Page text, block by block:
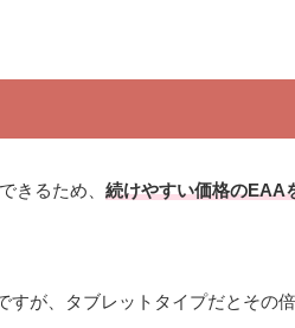
きるため、 続けやすい価格のEAA
すが、タブレットタイプだとその